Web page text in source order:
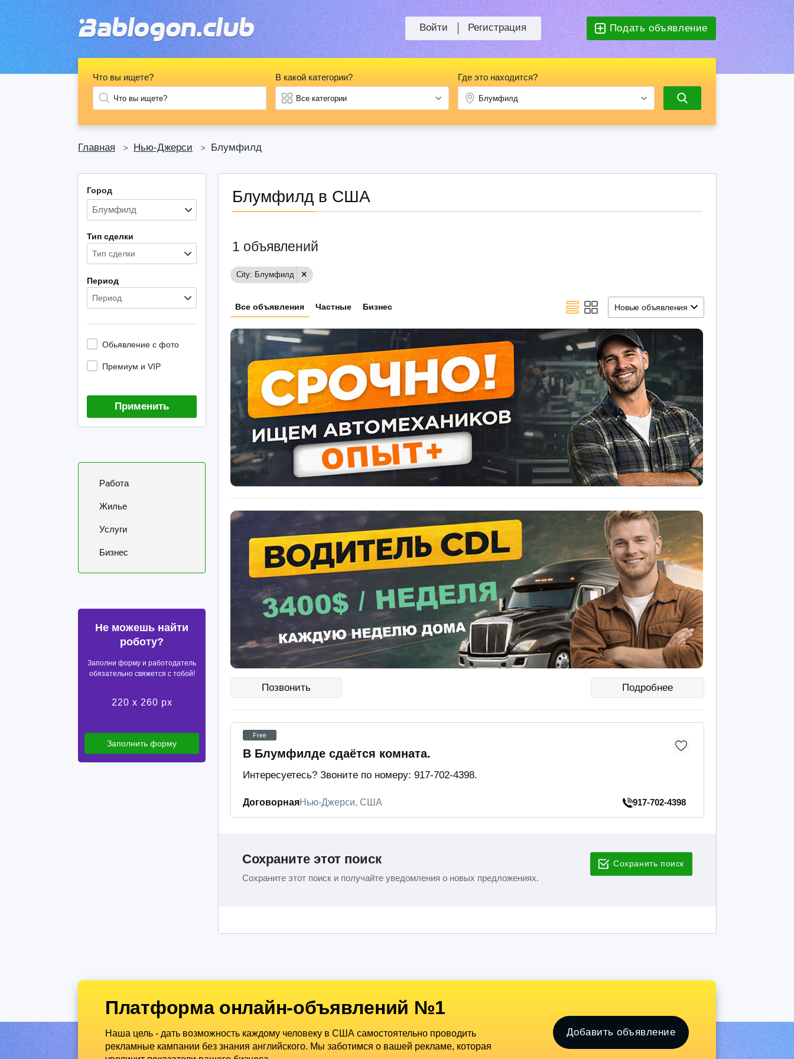
Подать объявление
Регистрация
Войти
Главная > Нью-Джерси > Блумфилд
Что вы ищете? В какой категории? Где это находится?
Город
Тип сделки
Тип сделки
Период
Период
Обьявление с фото
Премиум и VIP
Применить
Работа
Жилье
Услуги
Бизнес
Не можешь найти
роботу?
Заполни форму и работодатель
обязательно свяжется с тобой!
220 x 260 px
Заполнить форму
Блумфилд в США
1 объявлений
City: Блумфилд
Все объявления Частные Бизнес Новые объявления
Позвонить Подробнее
Free
В Блумфилде сдаётся комната.
Интересуетесь? Звоните по номеру: 917-702-4398.
ДоговорнаяНью-Джерси, США 917-702-4398
Сохраните этот поиск
Сохраните этот поиск и получайте уведомления о новых предложениях.
Сохранить поиск
Платформа онлайн-объявлений №1
Наша цель - дать возможность каждому человеку в США самостоятельно проводить
рекламные кампании без знания английского. Мы заботимся о вашей рекламе, которая
Добавить объявление